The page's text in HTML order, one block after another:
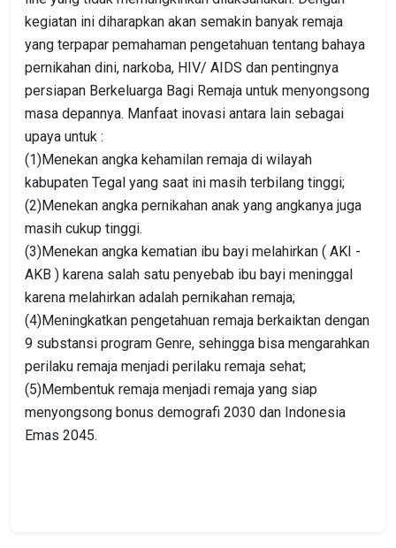
kegiatan ini diharapkan akan semakin banyak remaja
yang terpapar pemahaman pengetahuan tentang bahaya
pernikahan dini, narkoba, HIV/ AIDS dan pentingnya
persiapan Berkeluarga Bagi Remaja untuk menyongsong
masa depannya. Manfaat inovasi antara lain sebagai
upaya untuk :
(1)Menekan angka kehamilan remaja di wilayah
kabupaten Tegal yang saat ini masih terbilang tinggi;
(2)Menekan angka pernikahan anak yang angkanya juga
masih cukup tinggi.
(3)Menekan angka kematian ibu bayi melahirkan ( AKI -
AKB ) karena salah satu penyebab ibu bayi meninggal
karena melahirkan adalah pernikahan remaja;
(4)Meningkatkan pengetahuan remaja berkaiktan dengan
9 substansi program Genre, sehingga bisa mengarahkan
perilaku remaja menjadi perilaku remaja sehat;
(5)Membentuk remaja menjadi remaja yang siap
menyongsong bonus demografi 2030 dan Indonesia
Emas 2045.